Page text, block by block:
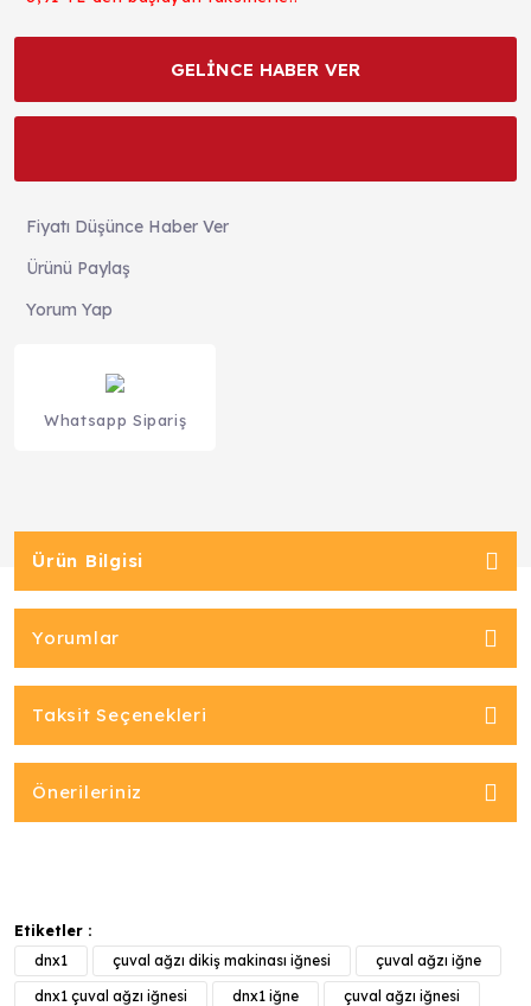
GELİNCE HABER VER
Fiyatı Düşünce Haber Ver
Ürünü Paylaş
Yorum Yap
Whatsapp Sipariş
Ürün Bilgisi
Yorumlar
Taksit Seçenekleri
Önerileriniz
Etiketler :
dnx1
çuval ağzı dikiş makinası iğnesi
çuval ağzı iğne
dnx1 çuval ağzı iğnesi
dnx1 iğne
çuval ağzı iğnesi